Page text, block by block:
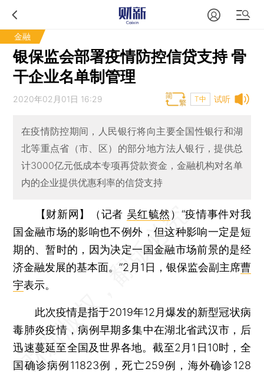
金融
银保监会部署疫情防控信贷支持 骨
干企业名单制管理
试听
2020年02月01日 16:29 T中
在疫情防控期间，人民银行将向主要全国性银行和湖
北等重点省（市、区）的部分地方法人银行，提供总
计3000亿元低成本专项再贷款资金，金融机构对名单
内的企业提供优惠利率的信贷支持
【财新网】（记者 吴红毓然） “疫情事件对我
国金融市场的影响也不例外，但这种影响一定是短
期的、暂时的，因为决定一国金融市场前景的是经
济金融发展的基本面。”2月1日，银保监会副主席曹
宇表示。
此次疫情是指于2019年12月爆发的新型冠状病
毒肺炎疫情，病例早期多集中在湖北省武汉市，后
迅速蔓延至全国及世界各地。截至2月1日10时，全
国确诊病例11823例，死亡259例，海外确诊128